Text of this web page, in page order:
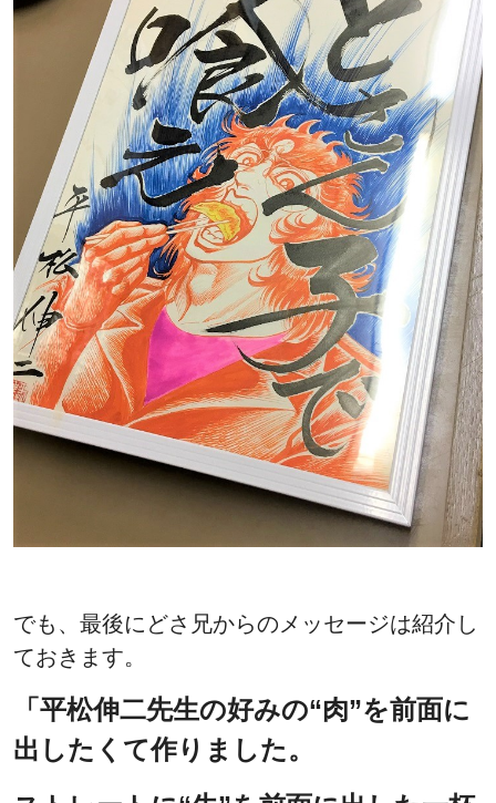
でも、最後にどさ兄からのメッセージは紹介し
ておきます。
「平松伸二先生の好みの“肉”を前面に
出したくて作りました。